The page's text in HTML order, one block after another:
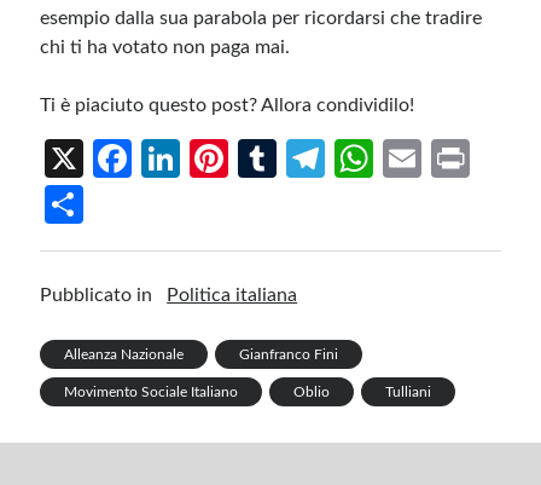
esempio dalla sua parabola per ricordarsi che tradire
chi ti ha votato non paga mai.
Ti è piaciuto questo post? Allora condividilo!
X
Fa
o
k
Li
n
Pi
t
T
r
Te
W
p
E
h
ar
Pubblicato in Politica italiana
Alleanza Nazionale Gianfranco Fini
Movimento Sociale Italiano Oblio Tulliani